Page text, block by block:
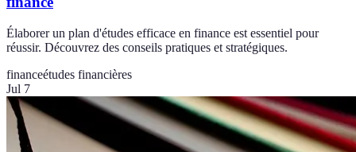
Élaborer un plan d'études efficace en finance est essentiel pour
réussir. Découvrez des conseils pratiques et stratégiques.
financeétudes financières
Jul 7